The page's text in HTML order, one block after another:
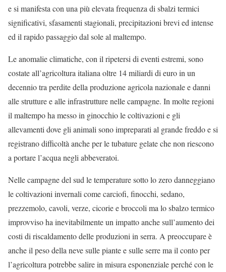
e si manifesta con una più elevata frequenza di sbalzi termici
significativi, sfasamenti stagionali, precipitazioni brevi ed intense
ed il rapido passaggio dal sole al maltempo.
Le anomalie climatiche, con il ripetersi di eventi estremi, sono
costate all’agricoltura italiana oltre 14 miliardi di euro in un
decennio tra perdite della produzione agricola nazionale e danni
alle strutture e alle infrastrutture nelle campagne. In molte regioni
il maltempo ha messo in ginocchio le coltivazioni e gli
allevamenti dove gli animali sono impreparati al grande freddo e si
registrano difficoltà anche per le tubature gelate che non riescono
a portare l’acqua negli abbeveratoi.
Nelle campagne del sud le temperature sotto lo zero danneggiano
le coltivazioni invernali come carciofi, finocchi, sedano,
prezzemolo, cavoli, verze, cicorie e broccoli ma lo sbalzo termico
improvviso ha inevitabilmente un impatto anche sull’aumento dei
costi di riscaldamento delle produzioni in serra. A preoccupare è
anche il peso della neve sulle piante e sulle serre ma il conto per
l’agricoltura potrebbe salire in misura esponenziale perché con le